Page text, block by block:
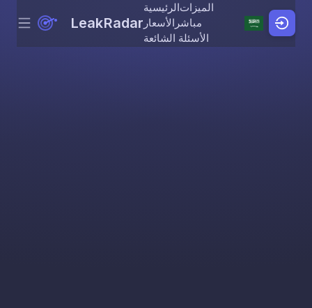
Skip to content
Menu LeakRadar
الرئيسيةالميزات
الأسعار مباشر
الأسئلة الشائعة